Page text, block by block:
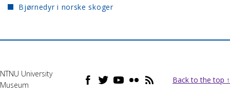
Bjørnedyr i norske skoger
NTNU University
Museum
Back to the top ↑